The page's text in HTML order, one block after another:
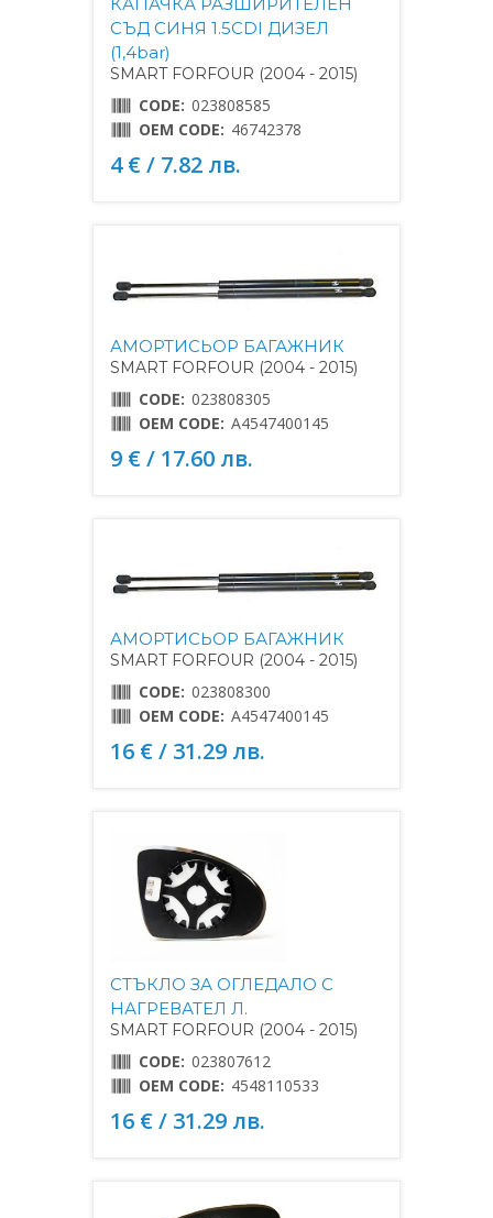
СЪД СИНЯ 1.5CDI ДИЗЕЛ
(1,4bar)
SMART FORFOUR (2004 - 2015)
CODE: 023808585
OEM CODE: 46742378
4 € / 7.82 лв.
АМОРТИСЬОР БАГАЖНИК
SMART FORFOUR (2004 - 2015)
CODE: 023808305
OEM CODE: A4547400145
9 € / 17.60 лв.
АМОРТИСЬОР БАГАЖНИК
SMART FORFOUR (2004 - 2015)
CODE: 023808300
OEM CODE: A4547400145
16 € / 31.29 лв.
СТЪКЛО ЗА ОГЛЕДАЛО С
НАГРЕВАТЕЛ Л.
SMART FORFOUR (2004 - 2015)
CODE: 023807612
OEM CODE: 4548110533
16 € / 31.29 лв.